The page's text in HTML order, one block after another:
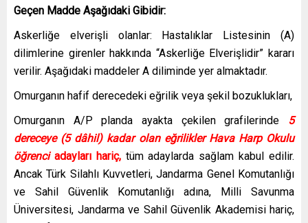
Geçen Madde Aşağıdaki Gibidir:
Askerliğe elverişli olanlar: Hastalıklar Listesinin (A)
dilimlerine girenler hakkında “Askerliğe Elverişlidir” kararı
verilir. Aşağıdaki maddeler A diliminde yer almaktadır.
Omurganın hafif derecedeki eğrilik veya şekil bozuklukları,
Omurganın A/P planda ayakta çekilen grafilerinde
5
dereceye (5 dâhil) kadar olan eğrilikler Hava Harp Okulu
öğrenciadayları hariç,tüm adaylarda sağlam kabul edilir.
Ancak Türk Silahlı Kuvvetleri, Jandarma Genel Komutanlığı
ve Sahil Güvenlik Komutanlığı adına, Milli Savunma
Üniversitesi, Jandarma ve Sahil Güvenlik Akademisi hariç,